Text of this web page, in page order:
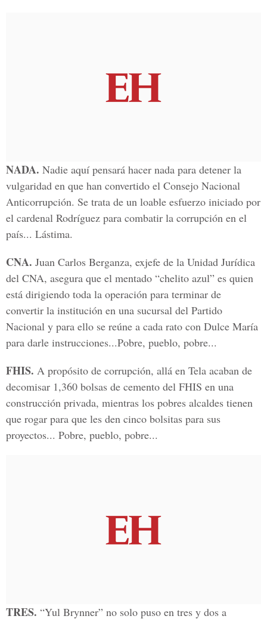
NADA. Nadie aquí pensará hacer nada para detener la
vulgaridad en que han convertido el Consejo Nacional
Anticorrupción. Se trata de un loable esfuerzo iniciado por
el cardenal Rodríguez para combatir la corrupción en el
país... Lástima.
CNA. Juan Carlos Berganza, exjefe de la Unidad Jurídica
del CNA, asegura que el mentado “chelito azul” es quien
está dirigiendo toda la operación para terminar de
convertir la institución en una sucursal del Partido
Nacional y para ello se reúne a cada rato con Dulce María
para darle instrucciones...Pobre, pueblo, pobre...
FHIS. A propósito de corrupción, allá en Tela acaban de
decomisar 1,360 bolsas de cemento del FHIS en una
construcción privada, mientras los pobres alcaldes tienen
que rogar para que les den cinco bolsitas para sus
proyectos... Pobre, pueblo, pobre...
TRES. “Yul Brynner” no solo puso en tres y dos a